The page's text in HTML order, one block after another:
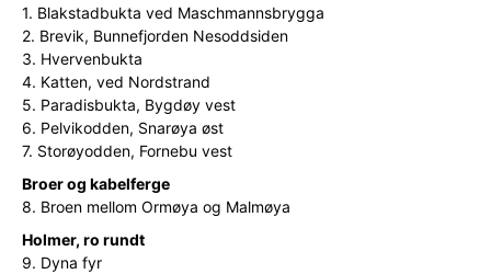
1. Blakstadbukta ved Maschmannsbrygga
2. Brevik, Bunnefjorden Nesoddsiden
3. Hvervenbukta
4. Katten, ved Nordstrand
5. Paradisbukta, Bygdøy vest
6. Pelvikodden, Snarøya øst
7. Storøyodden, Fornebu vest
Broer og kabelferge
8. Broen mellom Ormøya og Malmøya
Holmer, ro rundt
9. Dyna fyr